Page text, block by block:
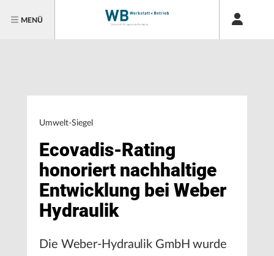
MENÜ
Umwelt-Siegel
Ecovadis-Rating
honoriert nachhaltige
Entwicklung bei Weber
Hydraulik
Die Weber-Hydraulik GmbH wurde